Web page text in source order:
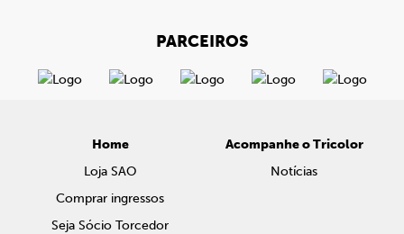
PARCEIROS
Home
Loja SAO
Comprar ingressos
Seja Sócio Torcedor
Acompanhe o Tricolor
Notícias